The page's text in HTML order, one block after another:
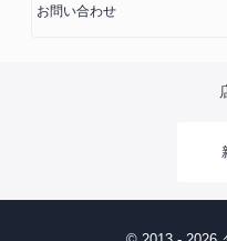
お問い合わせ